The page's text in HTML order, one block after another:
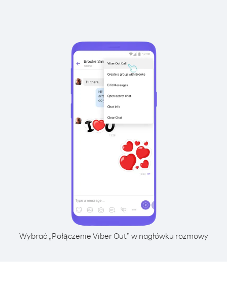
Wybrać „Połączenie Viber Out” w nagłówku rozmowy